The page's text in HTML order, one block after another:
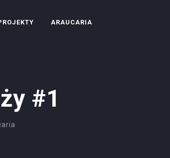
ARAUCARIA
#1